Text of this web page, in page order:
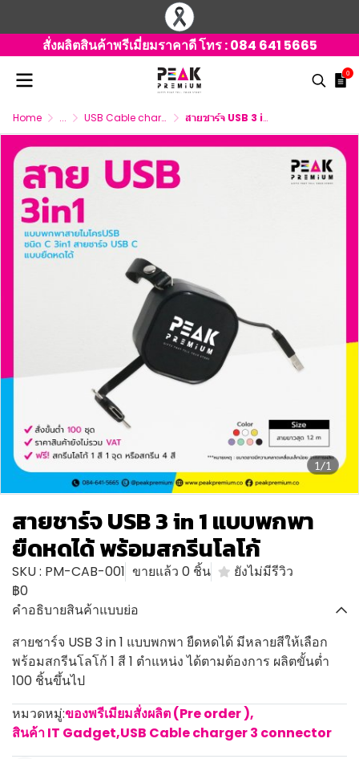
สั่งผลิตสินค้าพรีเมี่ยมราคาดี โทร :084 641 5665
0
Home ... USB Cable charger 3 connector สายชาร์จ USB 3 in 1 แบบพกพา ยืดหดได้ พร้อมสกรีนโลโก้
1/1
สายชาร์จ USB 3 in 1 แบบพกพา
ยืดหดได้ พร้อมสกรีนโลโก้
SKU : PM-CAB-001 ขายแล้ว 0 ชิ้น
ยังไม่มีรีวิว
฿0
คำอธิบายสินค้าแบบย่อ
สายชาร์จ USB 3 in 1 แบบพกพา ยืดหดได้ มีหลายสีให้เลือก
พร้อมสกรีนโลโก้ 1 สี 1 ตำแหน่ง ได้ตามต้องการ ผลิตขั้นต่ำ
100 ชิ้นขึ้นไป
หมวดหมู่:ของพรีเมียมสั่งผลิต (Pre order ),
สินค้า IT Gadget,USB Cable charger 3 connector